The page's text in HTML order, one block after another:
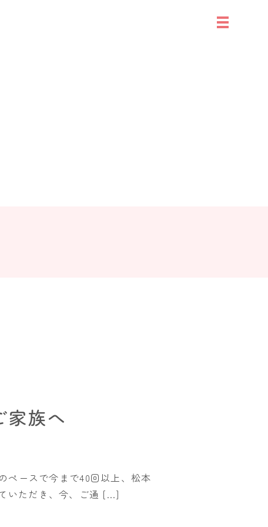
家族へ
ペースで今まで40回以上、松本
いただき、今、ご通 […]